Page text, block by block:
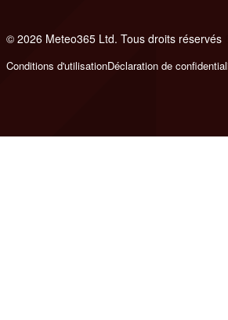
© 2026 Meteo365 Ltd. Tous droits réservés
Conditions d'utilisationDéclaration de